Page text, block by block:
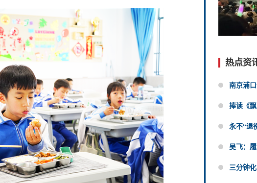
热点资
南京浦
捧读《
永不“退
吴飞：
三分钟